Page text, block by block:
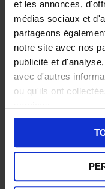
et les annonces,
médias sociaux et
partageons
notre site avec nos
publicité et
avec d'autres
ou qu'ils ont
Lincet